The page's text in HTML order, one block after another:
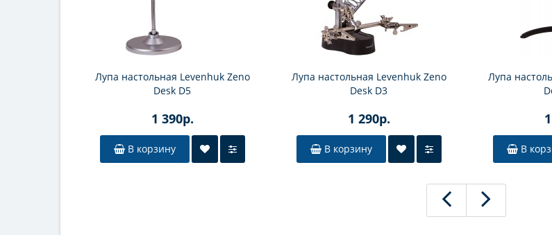
Лупа настольная Levenhuk Zeno
Desk D5
1 390р.
В корзину
Лупа настольная Levenhuk Zeno
Desk D3
1 290р.
В корзину
Лупа
В